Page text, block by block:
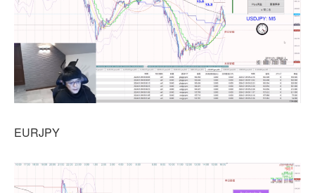
EURJPY